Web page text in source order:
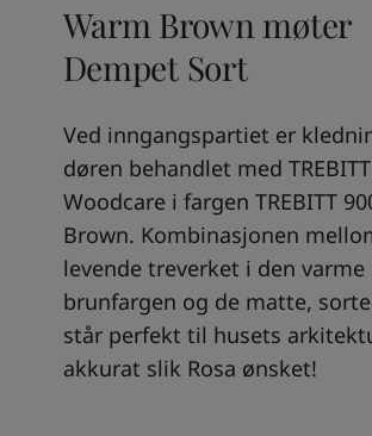
Warm Brown møter
Dempet Sort
Ved inngangspartiet er
døren behandlet med TREBITT
Woodcare i fargen TREBITT
Brown. Kombinasjonen
levende treverket i den varme
brunfargen og de matte,
står perfekt til husets
akkurat slik Rosa ønsket!